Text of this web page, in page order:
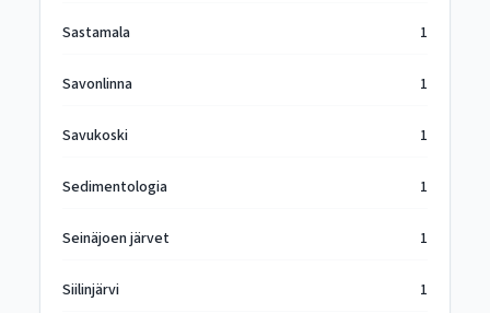
Sastamala 1
Savonlinna 1
Savukoski 1
Sedimentologia 1
Seinäjoen järvet 1
Siilinjärvi 1